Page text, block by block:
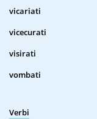
vicariati
vicecurati
visirati
vombati
Verbi